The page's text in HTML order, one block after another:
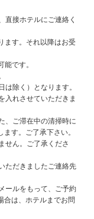
直接ホテルにご連絡く
ます。それ以降はお受
です。
除く）となります。
入れさせていただきま
、ご滞在中の清掃時に
す。ご了承下さい。
せん。ご了承くださ
ただきましたご連絡先
ールをもって、ご予約
合は、ホテルまでお問